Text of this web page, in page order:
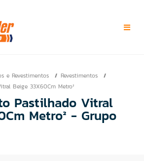
e Revestimentos
Revestimentos
Beige 33X60Cm Metro²
Pastilhado Vitral
Metro² - Grupo